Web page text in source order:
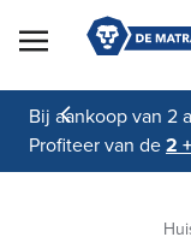
Skip to Content
Bij aankoop van 2
Profiteer van de2